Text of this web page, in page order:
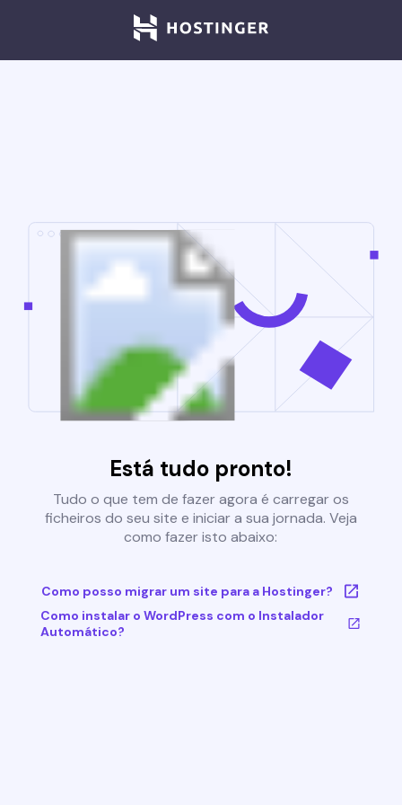
Está tudo pronto!
Tudo o que tem de fazer agora é carregar os
ficheiros do seu site e iniciar a sua jornada. Veja
como fazer isto abaixo:
Como posso migrar um site para a Hostinger?
Como instalar o WordPress com o Instalador
Automático?